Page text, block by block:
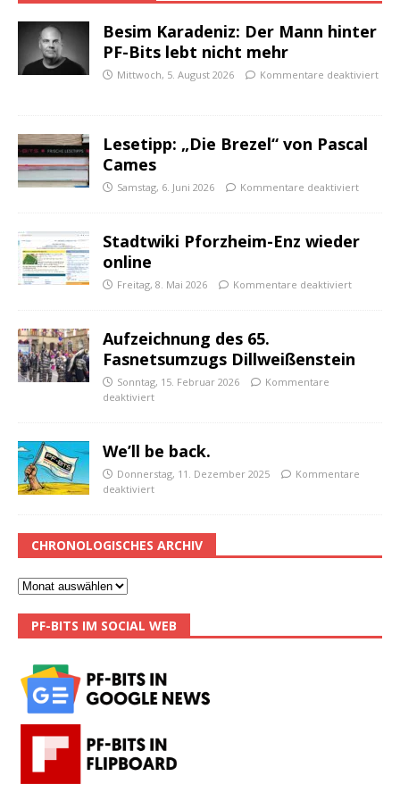
Besim Karadeniz: Der Mann hinter
PF-Bits lebt nicht mehr
Mittwoch, 5. August 2026 Kommentare deaktiviert
Lesetipp: „Die Brezel“ von Pascal
Cames
Samstag, 6. Juni 2026 Kommentare deaktiviert
Stadtwiki Pforzheim-Enz wieder
online
Freitag, 8. Mai 2026 Kommentare deaktiviert
Aufzeichnung des 65.
Fasnetsumzugs Dillweißenstein
Sonntag, 15. Februar 2026
Kommentare
deaktiviert
We’ll be back.
Donnerstag, 11. Dezember 2025
Kommentare
deaktiviert
CHRONOLOGISCHES ARCHIV
PF-BITS IM SOCIAL WEB